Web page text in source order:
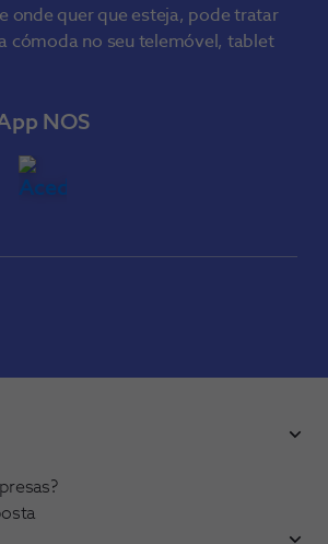
onde quer que esteja, pode tratar
cómoda no seu telemóvel, tablet
NOS